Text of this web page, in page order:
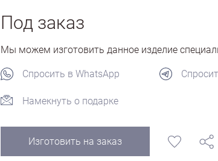
Под заказ
Мы можем изготовить данное изделие
Спросить в WhatsApp
Намекнуть о подарке
Изготовить на заказ